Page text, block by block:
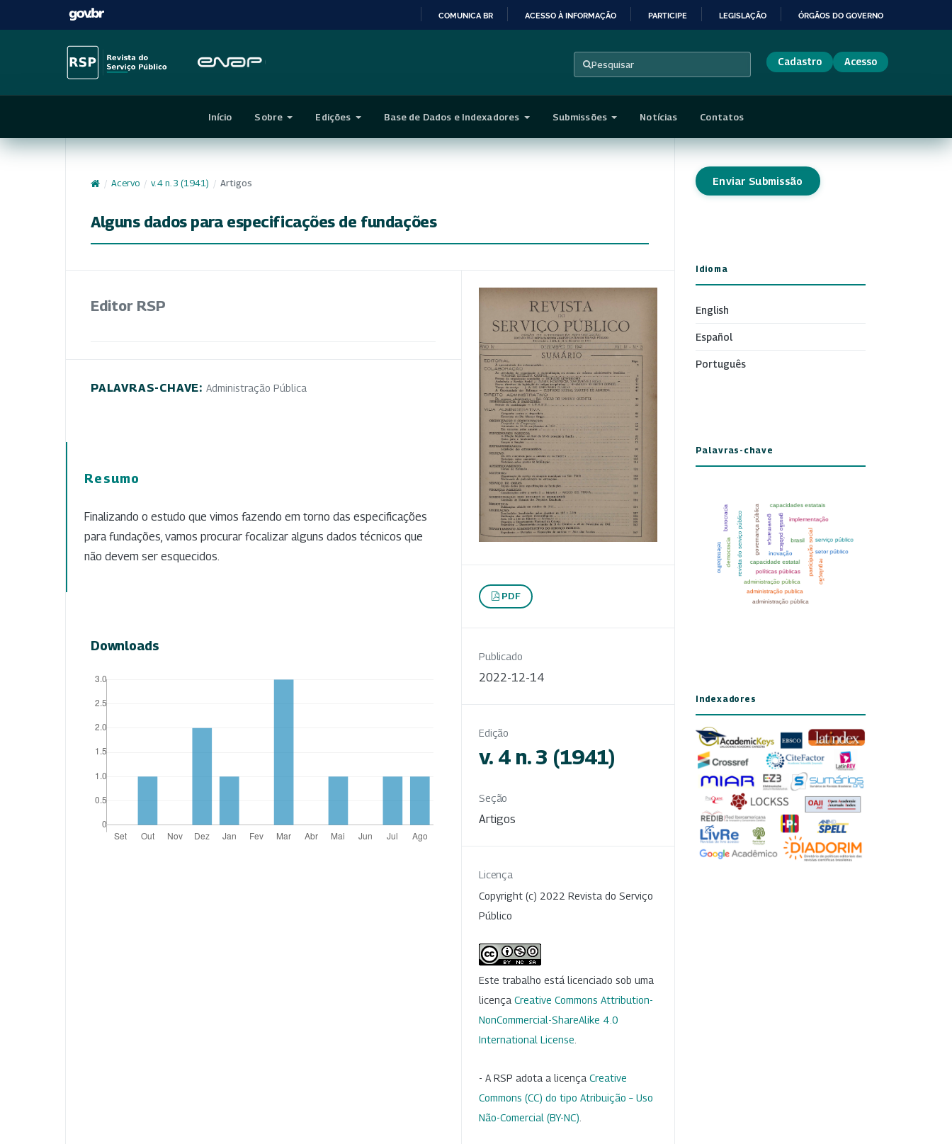
CONTEÚDO
COMUNICA BR ACESSO À INFORMAÇÃO PARTICIPE LEGISLAÇÃO ÓRGÃOS DO GOVERNO
Pesquisar Cadastro Acesso
Início Sobre Edições Base de Dados e Indexadores Submissões Notícias Contatos
/ Acervo / v. 4 n. 3 (1941) / Artigos
Alguns dados para especificações de fundações
Editor RSP
PALAVRAS-CHAVE: Administração Pública
Resumo
Finalizando o estudo que vimos fazendo em torno das especificações
para fundações, vamos procurar focalizar alguns dados técnicos que
não devem ser esquecidos.
Downloads
PDF
Publicado
2022-12-14
Edição
v. 4 n. 3 (1941)
Seção
Artigos
Licença
Copyright (c) 2022 Revista do Serviço
Público
Este trabalho está licenciado sob uma
licença Creative Commons Attribution-
NonCommercial-ShareAlike 4.0
International License.
- A RSP adota a licença Creative
Commons (CC) do tipo Atribuição – Uso
Não-Comercial (BY-NC)
Enviar Submissão
Idioma
English
Español
Português
Palavras-chave
Indexadores